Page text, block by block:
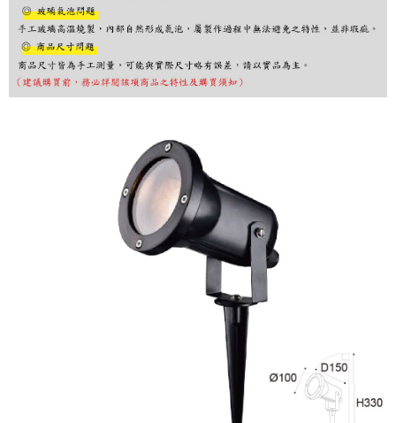
後付繳納相關費用。
※ 交易是否成功請以「AFTEE先享後付 」之結帳頁面顯示為準，若有關於
是否繳費成功／繳費後需取消欲退款等相關疑問，請聯繫「AFTEE先享後付
客戶支援中心」https://netprotections.freshdesk.com/support/home
【注意事項】
２．關於個人資料處理事宜，請瀏覽以下網址：
https://aftee.tw/terms/#terms3
３．未成年的使用者請事先徵得法定代理人或監護人之同意方可使用
「AFTEE先享後付」，若未經同意申辦者引起之損失，本公司不負相關責
４．使用「AFTEE先享後付」時，將依據個別帳號之用戶狀況，依本公司即
時審查核予不同之上限額度；若仍有額度不足之情形，本公司將視審查結果
５．嚴禁一人註冊多個帳號或使用他人資訊註冊。若發現惡意使用之情形，
恩沛科技股份有限公司將有權停止該用戶之使用額度並採取法律行動。